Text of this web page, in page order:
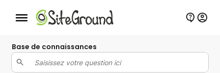
Bouton de navigation mobile
Base de connaissances